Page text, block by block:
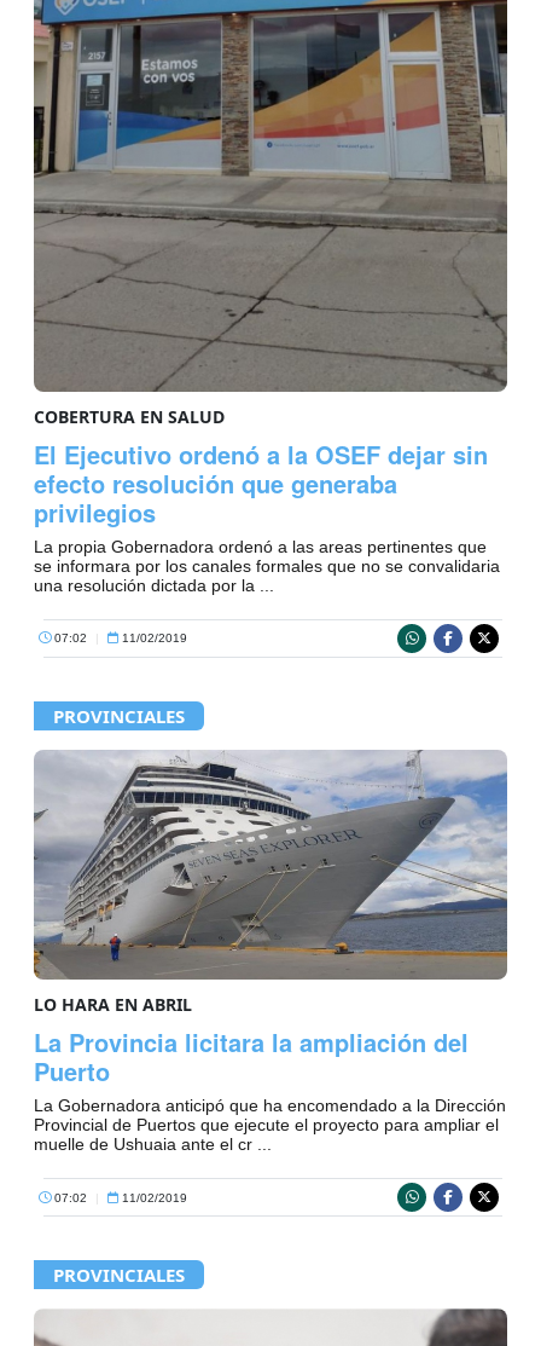
COBERTURA EN SALUD
El Ejecutivo ordenó a la OSEF dejar sin
efecto resolución que generaba
privilegios
La propia Gobernadora ordenó a las areas pertinentes que
se informara por los canales formales que no se convalidaria
una resolución dictada por la ...
07:02 | 11/02/2019
PROVINCIALES
LO HARA EN ABRIL
La Provincia licitara la ampliación del
Puerto
La Gobernadora anticipó que ha encomendado a la Dirección
Provincial de Puertos que ejecute el proyecto para ampliar el
muelle de Ushuaia ante el cr ...
07:02 | 11/02/2019
PROVINCIALES